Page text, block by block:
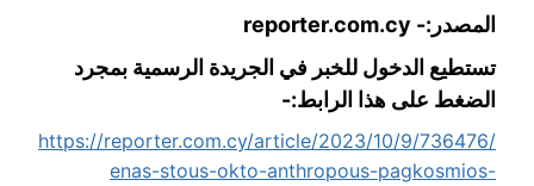
المصدر:- reporter.com.cy
تستطيع الدخول للخبر في الجريدة الرسمية بمجرد
الضغط على هذا الرابط:-
https://reporter.com.cy/article/2023/10/9/736476/
enas-stous-okto-anthropous-pagkosmios-